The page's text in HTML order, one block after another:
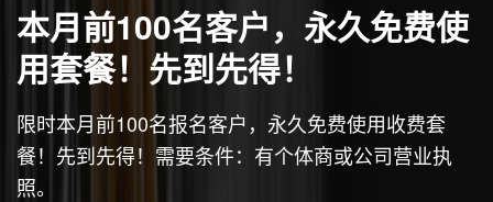
本月前100名客户，永久免费使
用套餐！先到先得！
限时本月前100名报名客户，永久免费使用收费套
餐！先到先得！需要条件：有个体商或公司营业执
照。